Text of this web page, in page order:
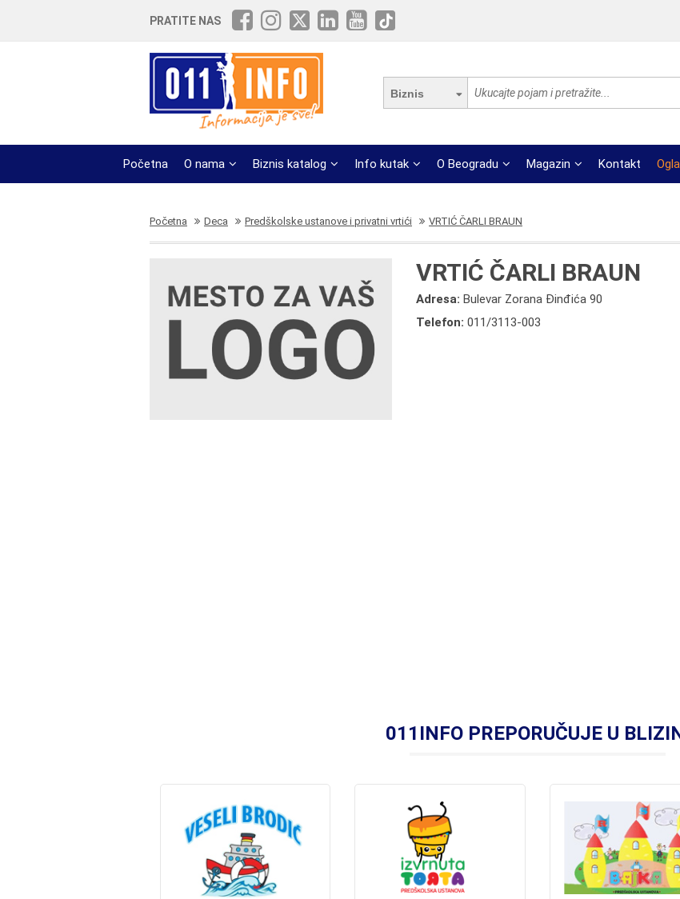
PRATITE NAS
Biznis
Početna O nama Biznis katalog Info kutak O Beogradu Magazin Kontakt
Početna Deca Predškolske ustanove i privatni vrtići VRTIĆ ČARLI BRAUN
VRTIĆ ČARLI BRAUN
Adresa:Bulevar Zorana Đinđića 90
Telefon:011/3113-003
011INFO PREPORUČUJE U